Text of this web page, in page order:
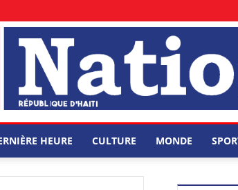
HEURE CULTURE MONDE